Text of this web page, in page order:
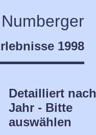
1998
Detailliert nach
Jahr - Bitte
auswählen